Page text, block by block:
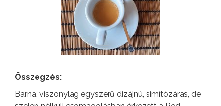
Összegzés:
Barna, viszonylag egyszerű dizájnú, simítózáras, de